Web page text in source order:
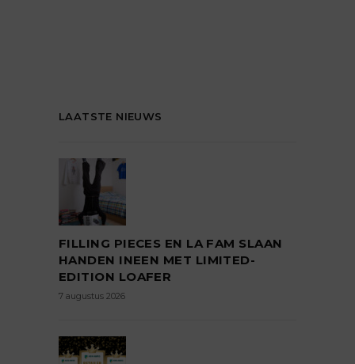
LAATSTE NIEUWS
FILLING PIECES EN LA FAM SLAAN
HANDEN INEEN MET LIMITED-
EDITION LOAFER
7 augustus 2026